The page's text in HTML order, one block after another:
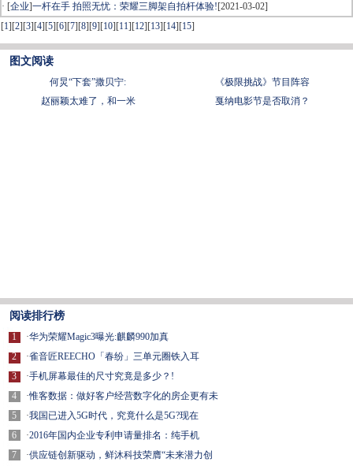
· [企业]一杆在手 拍照无忧：荣耀三脚架自拍杆体验![2021-03-02]
[1][2][3][4][5][6][7][8][9][10][11][12][13][14][15]
图文阅读
何炅“下套”撒贝宁:
《极限挑战》节目阵容
赵丽颖太难了，和一米
戛纳电影节是否取消？
阅读排行榜
1
2
3
4
5
6
7
·华为荣耀Magic3曝光:麒麟990加真
·雀音匠REECHO「春纷」三单元圈铁入耳
·手机屏幕最佳的尺寸究竟是多少？!
·惟客数据：做好客户经营数字化的房企更有未
·我国已进入5G时代，究竟什么是5G?现在
·2016年国内企业专利申请量排名：纯手机
·供应链创新驱动，鲜沐科技荣膺“未来潜力创